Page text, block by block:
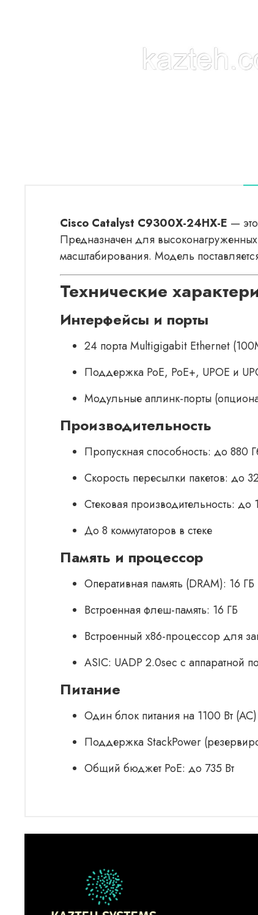
Cisco Catalyst C9300X-24HX-E —
Предназначен для
масштабирования. Модель
Технические
Интерфейсы и порты
24 порта Multigigabit Ethernet
Поддержка PoE, PoE+, UPOE и
Модульные аплинк-порты
Производительность
Пропускная способность: до 880
Скорость пересылки пакетов: до
Стековая производительность: до
До 8 коммутаторов в стеке
Память и процессор
Оперативная память (DRAM): 16 ГБ
Встроенная флеш-память: 16 ГБ
Встроенный x86-процессор для
ASIC: UADP 2.0sec с аппаратной
Питание
Один блок питания на 1100 Вт (AC)
Поддержка StackPower
Общий бюджет PoE: до 735 Вт